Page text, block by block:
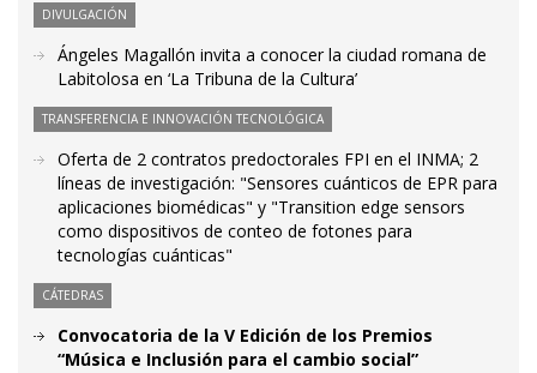
DIVULGACIÓN
Ángeles Magallón invita a conocer la ciudad romana de
Labitolosa en ‘La Tribuna de la Cultura’
TRANSFERENCIA E INNOVACIÓN TECNOLÓGICA
Oferta de 2 contratos predoctorales FPI en el INMA; 2
líneas de investigación: "Sensores cuánticos de EPR para
aplicaciones biomédicas" y "Transition edge sensors
como dispositivos de conteo de fotones para
tecnologías cuánticas"
CÁTEDRAS
Convocatoria de la V Edición de los Premios
“Música e Inclusión para el cambio social”